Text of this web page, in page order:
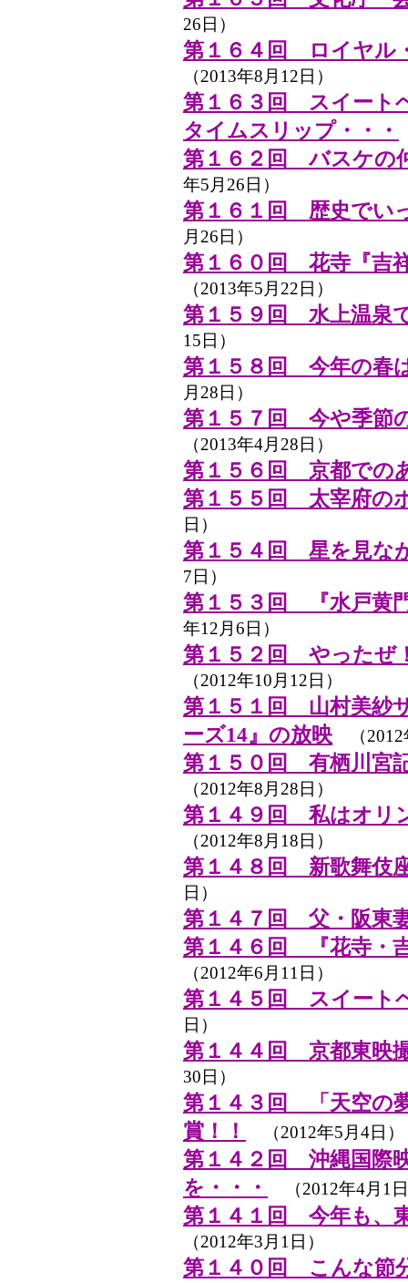
26日）
第１６４回 ロイヤル
（2013年8月12日）
第１６３回 スイート
タイムスリップ・・・
第１６２回 バスケの
年5月26日）
第１６１回 歴史でい
月26日）
第１６０回 花寺『吉
（2013年5月22日）
第１５９回 水上温泉
15日）
第１５８回 今年の春
月28日）
第１５７回 今や季節
（2013年4月28日）
第１５６回 京都での
第１５５回 太宰府の
日）
第１５４回 星を見な
7日）
第１５３回 『水戸黄
年12月6日）
第１５２回 やったぜ
（2012年10月12日）
第１５１回 山村美紗
ーズ14』の放映 （2012
第１５０回 有栖川宮
（2012年8月28日）
第１４９回 私はオリ
（2012年8月18日）
第１４８回 新歌舞伎
日）
第１４７回 父・阪東
第１４６回 『花寺・
（2012年6月11日）
第１４５回 スイート
日）
第１４４回 京都東映
30日）
第１４３回 「天空の
賞！！
（2012年5月4日）
第１４２回 沖縄国際
を・・・
（2012年4月1
第１４１回 今年も、
（2012年3月1日）
第１４０回 こんな節